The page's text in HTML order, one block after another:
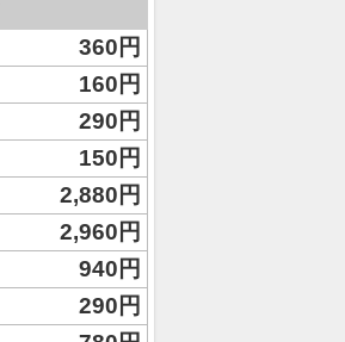
360円
160円
290円
150円
2,880円
2,960円
940円
290円